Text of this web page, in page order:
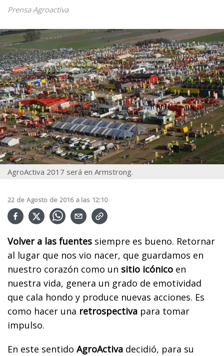
Prensa Agroactiva
AgroActiva 2017 será en Armstrong.
22 de Agosto de 2016 a las 12:10
Volver a las fuentes siempre es bueno. Retornar
al lugar que nos vio nacer, que guardamos en
nuestro corazón como un sitio icónico en
nuestra vida, genera un grado de emotividad
que cala hondo y produce nuevas acciones. Es
como hacer una retrospectiva para tomar
impulso.
En este sentido AgroActiva decidió, para su